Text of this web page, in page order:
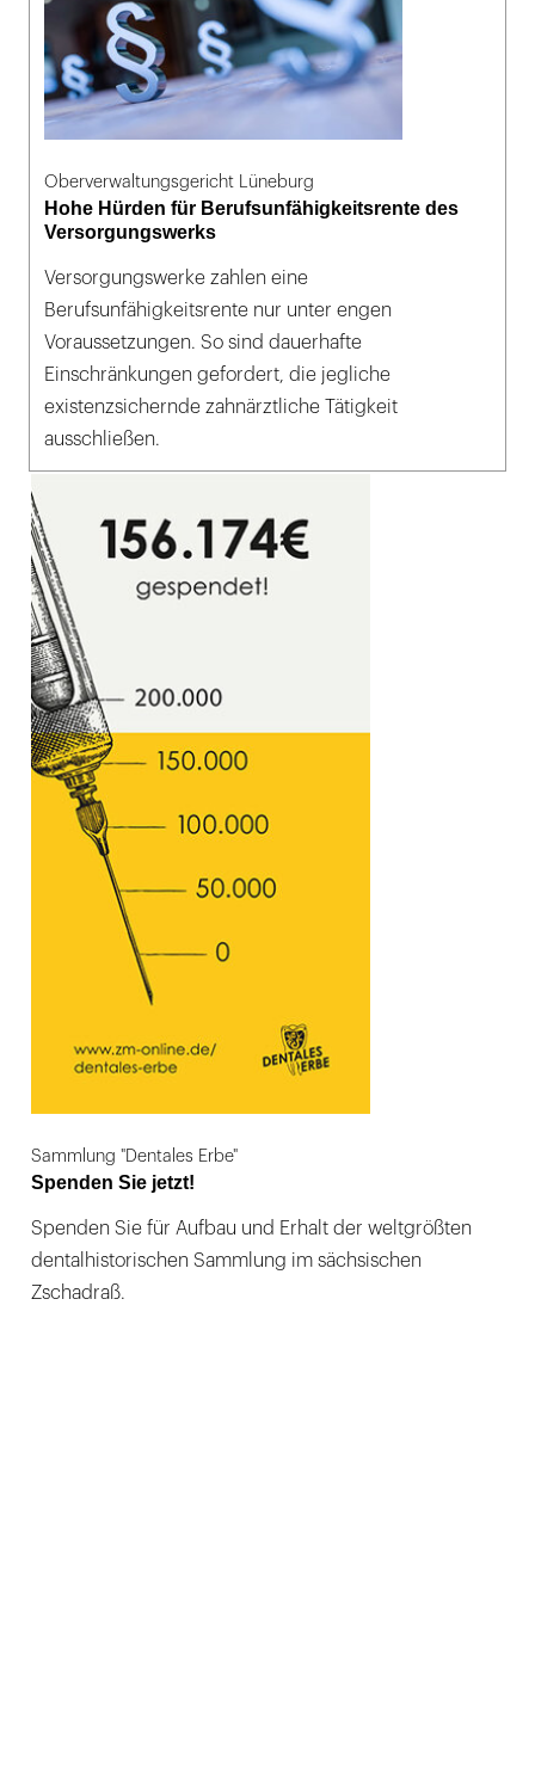
Oberverwaltungsgericht Lüneburg
Hohe Hürden für Berufsunfähigkeitsrente des
Versorgungswerks
Versorgungswerke zahlen eine
Berufsunfähigkeitsrente nur unter engen
Voraussetzungen. So sind dauerhafte
Einschränkungen gefordert, die jegliche
existenzsichernde zahnärztliche Tätigkeit
ausschließen.
Sammlung "Dentales Erbe"
Spenden Sie jetzt!
Spenden Sie für Aufbau und Erhalt der weltgrößten
dentalhistorischen Sammlung im sächsischen
Zschadraß.